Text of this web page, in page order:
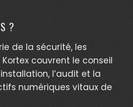
?
de la sécurité, les
couvrent le conseil
l’audit et la
numériques vitaux de